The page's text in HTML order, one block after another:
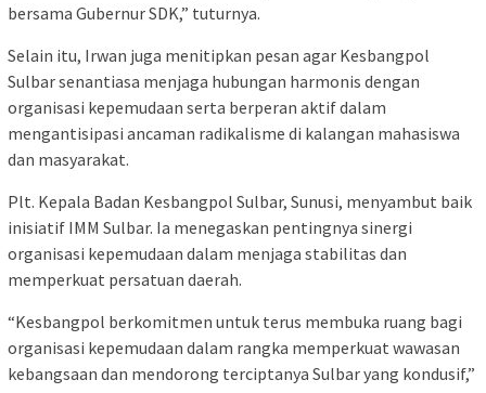
bersama Gubernur SDK,” tuturnya.
Selain itu, Irwan juga menitipkan pesan agar Kesbangpol
Sulbar senantiasa menjaga hubungan harmonis dengan
organisasi kepemudaan serta berperan aktif dalam
mengantisipasi ancaman radikalisme di kalangan mahasiswa
dan masyarakat.
Plt. Kepala Badan Kesbangpol Sulbar, Sunusi, menyambut baik
inisiatif IMM Sulbar. Ia menegaskan pentingnya sinergi
organisasi kepemudaan dalam menjaga stabilitas dan
memperkuat persatuan daerah.
“Kesbangpol berkomitmen untuk terus membuka ruang bagi
organisasi kepemudaan dalam rangka memperkuat wawasan
kebangsaan dan mendorong terciptanya Sulbar yang kondusif,”